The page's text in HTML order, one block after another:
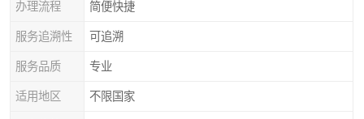
办理流程 简便快捷
服务追溯性 可追溯
服务品质 专业
适用地区 不限国家